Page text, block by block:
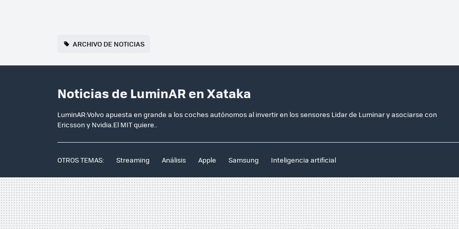
ARCHIVO DE NOTICIAS
Noticias de LuminAR en Xataka
LuminAR:Volvo apuesta en grande a los coches autónomos al invertir en los sensores Lidar de Luminar y asociarse con
Ericsson y Nvidia.El MIT quiere..
OTROS TEMAS: Streaming Análisis Apple Samsung Inteligencia artificial